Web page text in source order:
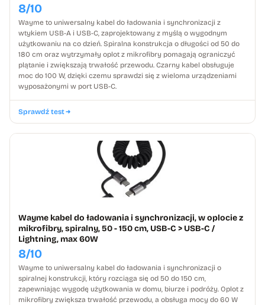
8/10
Wayme to uniwersalny kabel do ładowania i synchronizacji z
wtykiem USB-A i USB-C, zaprojektowany z myślą o wygodnym
użytkowaniu na co dzień. Spiralna konstrukcja o długości od 50 do
180 cm oraz wytrzymały oplot z mikrofibry pomagają ograniczyć
plątanie i zwiększają trwałość przewodu. Czarny kabel obsługuje
moc do 100 W, dzięki czemu sprawdzi się z wieloma urządzeniami
wyposażonymi w port USB-C.
Sprawdź test
Wayme kabel do ładowania i synchronizacji, w oplocie z
mikrofibry, spiralny, 50 - 150 cm, USB-C > USB-C /
Lightning, max 60W
8/10
Wayme to uniwersalny kabel do ładowania i synchronizacji o
spiralnej konstrukcji, który rozciąga się od 50 do 150 cm,
zapewniając wygodę użytkowania w domu, biurze i podróży. Oplot z
mikrofibry zwiększa trwałość przewodu, a obsługa mocy do 60 W